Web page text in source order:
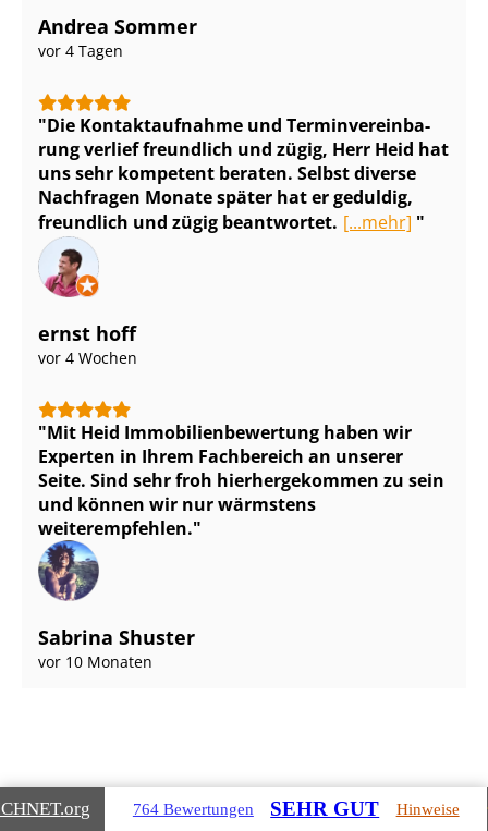
Andrea Sommer
vor 4 Tagen
Die Kontaktaufnahme und Ter­min­ver­ein­ba­
rung verlief freundlich und zügig, Herr Heid hat
uns sehr kompetent beraten. Selbst diverse
Nachfragen Monate später hat er geduldig,
freundlich und zügig beantwortet. [...mehr]
ernst hoff
vor 4 Wochen
Mit Heid Im­mo­bi­li­en­be­wer­tung haben wir
Experten in Ihrem Fachbereich an unserer
Seite. Sind sehr froh hierhergekommen zu sein
und können wir nur wärmstens
weiterempfehlen.
Sabrina Shuster
vor 10 Monaten
.org 764 Bewertungen SEHR GUT Hinweise